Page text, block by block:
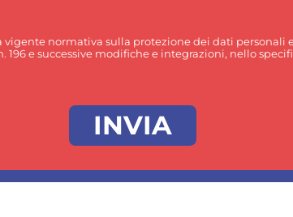
normativa sulla protezione dei dati personali
e successive modifiche e integrazioni, nello